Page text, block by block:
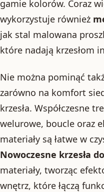
gamie kolorów. Coraz
wykorzystuje również
jak stal malowana
które nadają krzesłom
Nie można pominąć
zarówno na komfort
krzesła. Współczesne
welurowe, boucle oraz
materiały są łatwe w
Nowoczesne krzesła
materiały, tworząc
wnętrz, które łączą